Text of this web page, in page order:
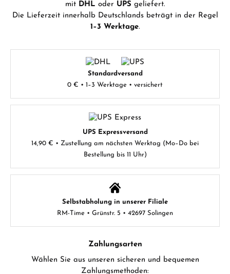
mit DHL oder UPS geliefert.
Die Lieferzeit innerhalb Deutschlands beträgt in der Regel
1–3 Werktage.
Standardversand
0 € • 1–3 Werktage • versichert
UPS Expressversand
14,90 € • Zustellung am nächsten Werktag (Mo–Do bei
Bestellung bis 11 Uhr)
Selbstabholung in unserer Filiale
RM-Time • Grünstr. 5 • 42697 Solingen
Zahlungsarten
Wählen Sie aus unseren sicheren und bequemen
Zahlungsmethoden: